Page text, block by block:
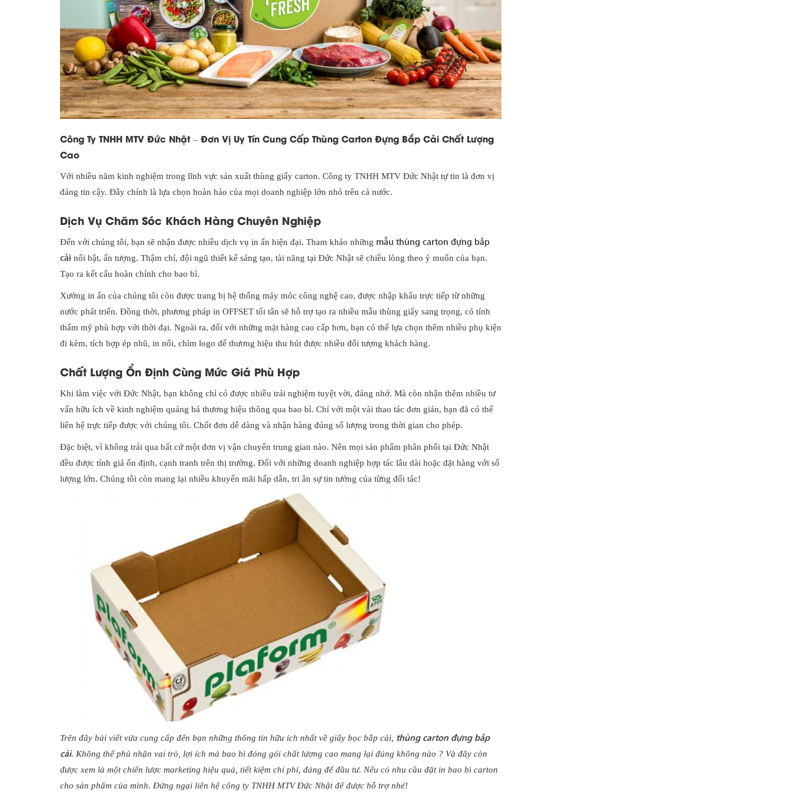
Công Ty TNHH MTV Đức Nhật – Đơn Vị Uy Tín Cung Cấp Thùng Carton Đựng Bắp Cải Chất Lượng
Cao
Với nhiều năm kinh nghiệm trong lĩnh vực sản xuất thùng giấy carton. Công ty TNHH MTV Đức Nhật tự tin là đơn vị
đáng tin cậy. Đây chính là lựa chọn hoàn hảo của mọi doanh nghiệp lớn nhỏ trên cả nước.
Dịch Vụ Chăm Sóc Khách Hàng Chuyên Nghiệp
Đến với chúng tôi, bạn sẽ nhận được nhiều dịch vụ in ấn hiện đại. Tham khảo những mẫu thùng carton đựng bắp
cải nổi bật, ấn tượng. Thậm chí, đội ngũ thiết kế sáng tạo, tài năng tại Đức Nhật sẽ chiều lòng theo ý muốn của bạn.
Tạo ra kết cấu hoàn chỉnh cho bao bì.
Xưởng in ấn của chúng tôi còn được trang bị hệ thống máy móc công nghệ cao, được nhập khẩu trực tiếp từ những
nước phát triển. Đồng thời, phương pháp in OFFSET tối tân sẽ hỗ trợ tạo ra nhiều mẫu thùng giấy sang trọng, có tính
thẩm mỹ phù hợp với thời đại. Ngoài ra, đối với những mặt hàng cao cấp hơn, bạn có thể lựa chọn thêm nhiều phụ kiện
đi kèm, tích hợp ép nhũ, in nổi, chìm logo để thương hiệu thu hút được nhiều đối tượng khách hàng.
Chất Lượng Ổn Định Cùng Mức Giá Phù Hợp
Khi làm việc với Đức Nhật, bạn không chỉ có được nhiều trải nghiệm tuyệt vời, đáng nhớ. Mà còn nhận thêm nhiều tư
vấn hữu ích về kinh nghiệm quảng bá thương hiệu thông qua bao bì. Chỉ với một vài thao tác đơn giản, bạn đã có thể
liên hệ trực tiếp được với chúng tôi. Chốt đơn dễ dàng và nhận hàng đúng số lượng trong thời gian cho phép.
Đặc biệt, vì không trải qua bất cứ một đơn vị vận chuyển trung gian nào. Nên mọi sản phẩm phân phối tại Đức Nhật
đều được tính giá ổn định, cạnh tranh trên thị trường. Đối với những doanh nghiệp hợp tác lâu dài hoặc đặt hàng với số
lượng lớn. Chúng tôi còn mang lại nhiều khuyến mãi hấp dẫn, tri ân sự tin tưởng của từng đối tác!
Trên đây bài viết vừa cung cấp đến bạn những thông tin hữu ích nhất về giấy bọc bắp cải,
thùng carton đựng bắp
cải. Không thể phủ nhận vai trò, lợi ích mà bao bì đóng gói chất lượng cao mang lại đúng không nào ? Và đây còn
được xem là một chiến lược marketing hiệu quả, tiết kiệm chi phí, đáng để đầu tư. Nếu có nhu cầu đặt in bao bì carton
cho sản phẩm của mình. Đừng ngại liên hệ công ty TNHH MTV Đức Nhật để được hỗ trợ nhé!